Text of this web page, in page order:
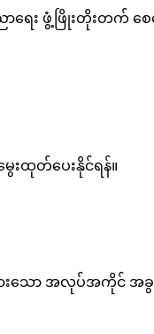
ရေး ဖွံ့ဖြိုးတိုးတက် စ
းထုတ်ပေးနိုင်ရန်။
ားသော အလုပ်အကိုင် အခွ